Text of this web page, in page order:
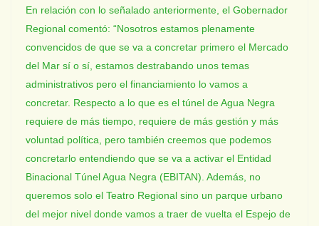
En relación con lo señalado anteriormente, el Gobernador
Regional comentó: “Nosotros estamos plenamente
convencidos de que se va a concretar primero el Mercado
del Mar sí o sí, estamos destrabando unos temas
administrativos pero el financiamiento lo vamos a
concretar. Respecto a lo que es el túnel de Agua Negra
requiere de más tiempo, requiere de más gestión y más
voluntad política, pero también creemos que podemos
concretarlo entendiendo que se va a activar el Entidad
Binacional Túnel Agua Negra (EBITAN). Además, no
queremos solo el Teatro Regional sino un parque urbano
del mejor nivel donde vamos a traer de vuelta el Espejo de